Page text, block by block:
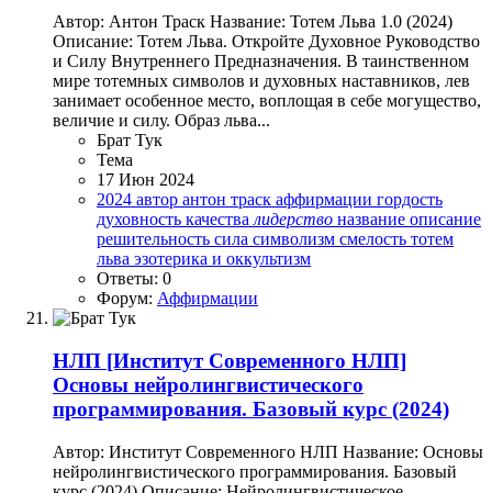
Автор: Антон Траск Название: Тотем Льва 1.0 (2024)
Описание: Тотем Льва. Откройте Духовное Руководство
и Силу Внутреннего Предназначения. В таинственном
мире тотемных символов и духовных наставников, лев
занимает особенное место, воплощая в себе могущество,
величие и силу. Образ льва...
Брат Тук
Тема
17 Июн 2024
2024 автор антон траск аффирмации гордость
духовность качества лидерство название описание
решительность сила символизм смелость тотем
льва эзотерика и оккультизм
Ответы: 0
Форум: Аффирмации
НЛП [Институт Современного НЛП]
Основы нейролингвистического
программирования. Базовый курс (2024)
Автор: Институт Современного НЛП Название: Основы
нейролингвистического программирования. Базовый